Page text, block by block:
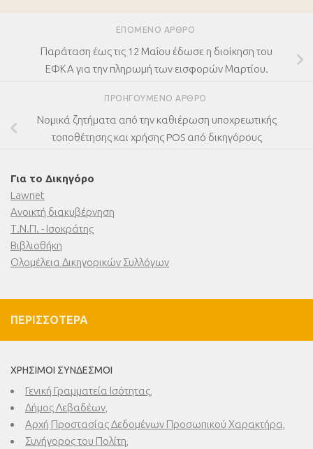
ΕΠΌΜΕΝΟ ΆΡΘΡΟ
Παράταση έως τις 12 Μαΐου έδωσε η διοίκηση του
ΕΦΚΑ για την πληρωμή των εισφορών Μαρτίου.
ΠΡΟΗΓΟΎΜΕΝΟ ΆΡΘΡΟ
Νομικά ζητήματα από την καθιέρωση υποχρεωτικής
τοποθέτησης και χρήσης POS από δικηγόρους
Για το Δικηγόρο
Lawnet
Ανοικτή διακυβέρνηση
Τ.Ν.Π. - Ισοκράτης
Βιβλιοθήκη
Ολομέλεια Δικηγορικών Συλλόγων
ΠΕΡΙΣΣΌΤΕΡΑ
ΧΡΉΣΙΜΟΙ ΣΎΝΔΕΣΜΟΙ
Γενική Γραμματεία Ισότητας,
Δήμος Λεβαδέων,
Αρχή Προστασίας Δεδομένων Προσωπικού Χαρακτήρα,
Συνήγορος του Πολίτη,